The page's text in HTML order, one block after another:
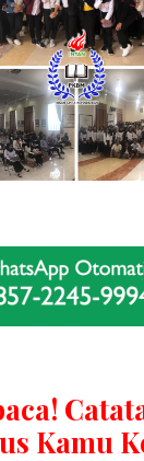
Kamu